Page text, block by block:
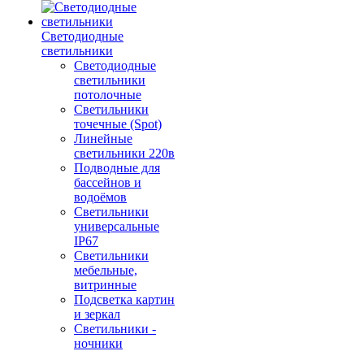
Светодиодные
светильники
Светодиодные
светильники
потолочные
Светильники
точечные (Spot)
Линейные
светильники 220в
Подводные для
бассейнов и
водоёмов
Светильники
универсальные
IP67
Светильники
мебельные,
витринные
Подсветка картин
и зеркал
Светильники -
ночники